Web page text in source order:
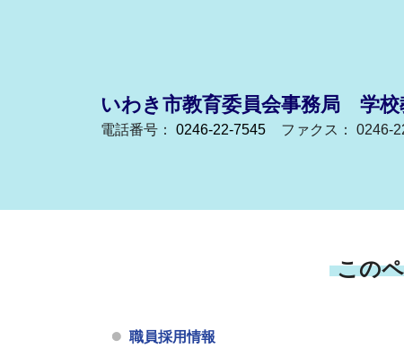
いわき市教育委員会事務局 学
電話番号： 0246-22-7545 ファクス： 0246-
この
職員採用情報